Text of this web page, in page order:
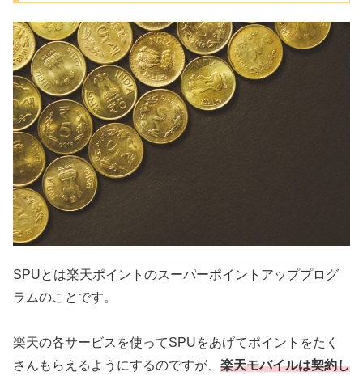
SPUとは楽天ポイントのスーパーポイントアッププログ
ラムのことです。
楽天の各サービスを使ってSPUをあげてポイントをたく
さんもらえるようにするのですが、 楽天モバイルは契約し